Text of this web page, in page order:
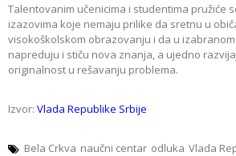
Talentovanim učenicima i studentima pružiće
izazovima koje nemaju prilike da sretnu u
visokoškolskom obrazovanju i da u
napreduju i stiču nova znanja, a ujedno
originalnost u rešavanju problema.
Izvor: Vlada Republike Srbije
Bela Crkva naučni centar odluka Vlada